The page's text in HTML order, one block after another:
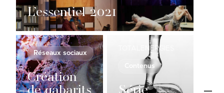
L’essentiel 2021
GENSIGHT
BIOLOGICS
Réseaux sociaux
Création
de gabarits
TOTALENERGIES
Contenus
Série